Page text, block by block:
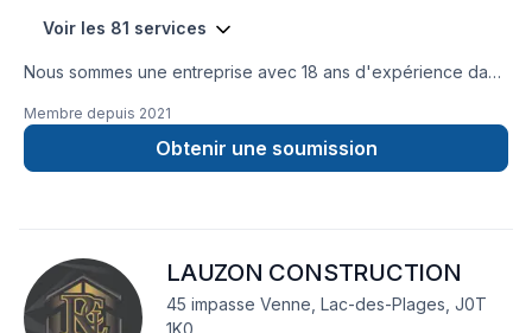
Voir les 81 services
Nous sommes une entreprise avec 18 ans d'expérience dans
spécialisés dans le domaine de la rénovation et de la
construction, ainsi que dans divers types de travaux de
réparation et de modification dans les secteurs résidentiel,
Membre depuis 2021
Obtenir une soumission
LAUZON CONSTRUCTION
45 impasse Venne, Lac-des-Plages, J0T
1K0